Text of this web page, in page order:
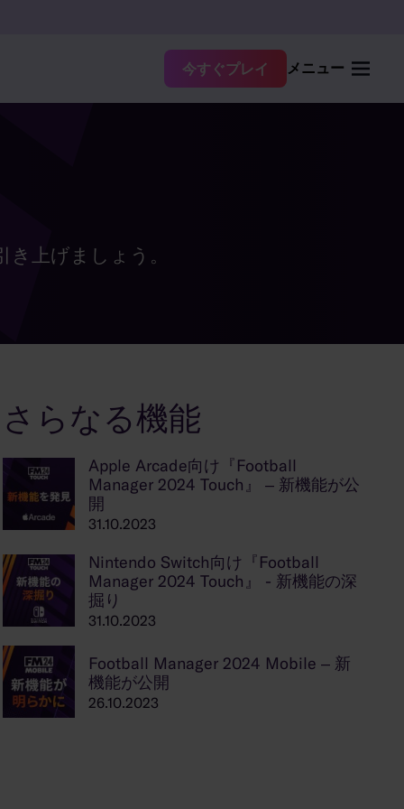
今すぐプレイ メニュー
上げましょう。
さらなる機能
Apple Arcade向け『Football
Manager 2024 Touch』 – 新機能が公
開
31.10.2023
Nintendo Switch向け『Football
Manager 2024 Touch』 - 新機能の深
掘り
31.10.2023
Football Manager 2024 Mobile – 新
機能が公開
26.10.2023